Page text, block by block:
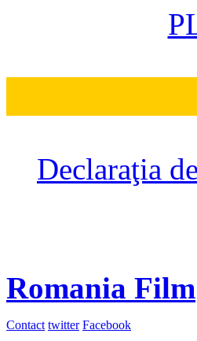
Declaraţia
Romania Film
Contact twitter Facebook